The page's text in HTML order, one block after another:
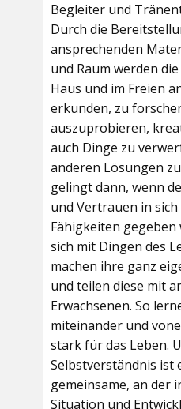
Begleiter und
Durch die
ansprechenden
und Raum werden
Haus und im Freien
erkunden, zu
auszuprobieren,
auch Dinge zu
anderen Lösungen
gelingt dann, wenn
und Vertrauen in
Fähigkeiten gegeben
sich mit Dingen des
machen ihre ganz
und teilen diese mit
Erwachsenen. So
miteinander und
stark für das Leben.
Selbstverständnis ist
gemeinsame, an der
Situation und